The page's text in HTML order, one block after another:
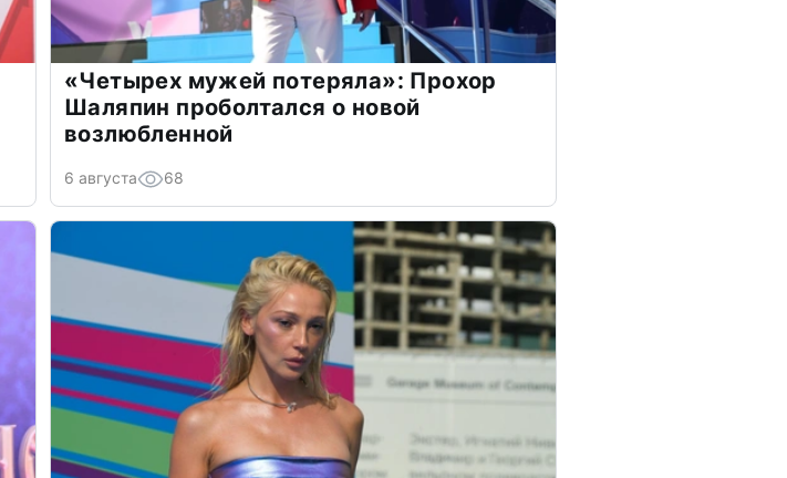
«Четырех мужей потеряла»: Прохор
Шаляпин проболтался о новой
возлюбленной
6 августа 68